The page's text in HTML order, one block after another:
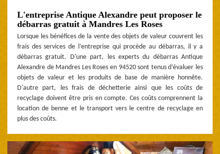
L'entreprise Antique Alexandre peut proposer le
débarras gratuit à Mandres Les Roses
Lorsque les bénéfices de la vente des objets de valeur couvrent les
frais des services de l’entreprise qui procède au débarras, il y a
débarras gratuit. D'une part, les experts du débarras Antique
Alexandre de Mandres Les Roses en 94520 sont tenus d’évaluer les
objets de valeur et les produits de base de manière honnête.
D'autre part, les frais de déchetterie ainsi que les coûts de
recyclage doivent être pris en compte. Ces coûts comprennent la
location de benne et le transport vers le centre de recyclage en
plus des coûts.